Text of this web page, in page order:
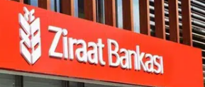
Burdur
Bursa
Çanakkale